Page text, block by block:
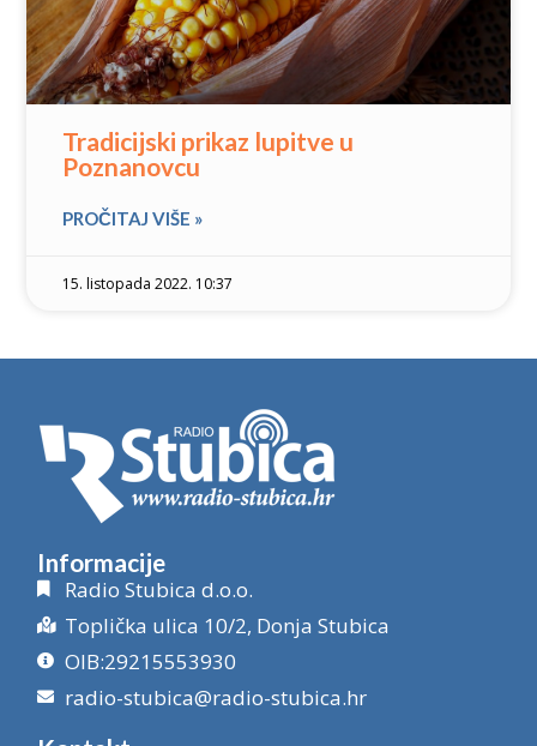
Tradicijski prikaz lupitve u
Poznanovcu
PROČITAJ VIŠE »
15. listopada 2022. 10:37
Informacije
Radio Stubica d.o.o.
Toplička ulica 10/2, Donja Stubica
OIB:29215553930
radio-stubica@radio-stubica.hr